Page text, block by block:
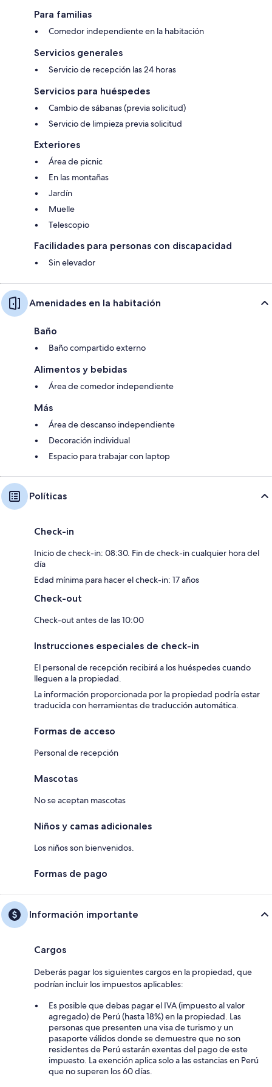
Para familias
Comedor independiente en la habitación
Servicios generales
Servicio de recepción las 24 horas
Servicios para huéspedes
Cambio de sábanas (previa solicitud)
Servicio de limpieza previa solicitud
Exteriores
Área de picnic
En las montañas
Jardín
Muelle
Telescopio
Facilidades para personas con discapacidad
Sin elevador
Amenidades en la habitación
Baño
Baño compartido externo
Alimentos y bebidas
Área de comedor independiente
Más
Área de descanso independiente
Decoración individual
Espacio para trabajar con laptop
Políticas
Check-in
Inicio de check-in: 08:30. Fin de check-in cualquier hora del
día
Edad mínima para hacer el check-in: 17 años
Check-out
Check-out antes de las 10:00
Instrucciones especiales de check-in
El personal de recepción recibirá a los huéspedes cuando
lleguen a la propiedad.
La información proporcionada por la propiedad podría estar
traducida con herramientas de traducción automática.
Formas de acceso
Personal de recepción
Mascotas
No se aceptan mascotas
Niños y camas adicionales
Los niños son bienvenidos.
Formas de pago
Información importante
Cargos
Deberás pagar los siguientes cargos en la propiedad, que
podrían incluir los impuestos aplicables:
Es posible que debas pagar el IVA (impuesto al valor
agregado) de Perú (hasta 18%) en la propiedad. Las
personas que presenten una visa de turismo y un
pasaporte válidos donde se demuestre que no son
residentes de Perú estarán exentas del pago de este
impuesto. La exención aplica solo a las estancias en Perú
que no superen los 60 días.